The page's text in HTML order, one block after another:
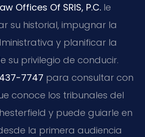
Offices Of SRIS, P.C. le
su historial, impugnar la
y planificar la
su privilegio de conducir.
7747 para consultar con
conoce los tribunales del
y puede guiarle en
la primera audiencia